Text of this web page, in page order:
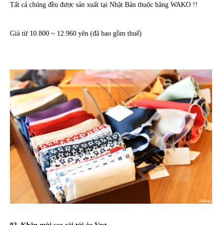
Tất cả chúng đều được sản xuất tại Nhật Bản thuộc hãng WAKO !!
Giá từ 10.800 ~ 12.960 yên (đã bao gồm thuế)